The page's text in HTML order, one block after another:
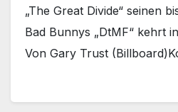
„The Great Divide“ seinen
Bad Bunnys „DtMF“ kehrt
Von Gary Trust